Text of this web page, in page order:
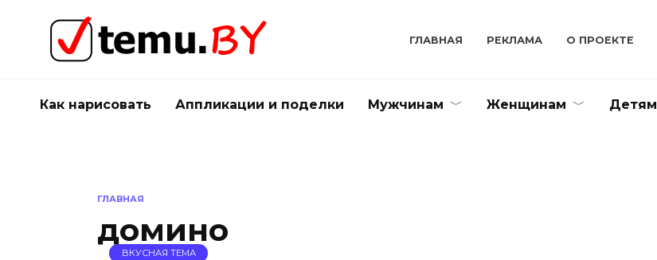
содержанию
ГЛАВНАЯ РЕКЛАМА О ПРОЕКТЕ
Как нарисовать Аппликации и поделки Мужчинам Женщинам Детям
ГЛАВНАЯ
домино
ВКУСНАЯ ТЕМА